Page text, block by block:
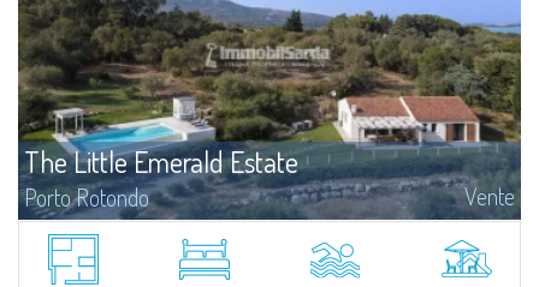
The Little Emerald Estate
Porto Rotondo Vente
Estate with villa and independent stazzo with panoramic pool - Cugnana,
Porto RotondoIn the heart of the Cugnana hills, just a few minutes from
Porto Rotondo and the most beautiful beaches of the Costa Smeralda, we